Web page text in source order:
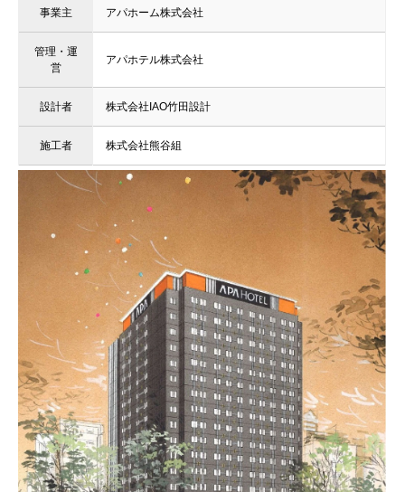
事業主 アパホーム株式会社
管理・運
営
アパホテル株式会社
設計者 株式会社IAO竹田設計
施工者 株式会社熊谷組